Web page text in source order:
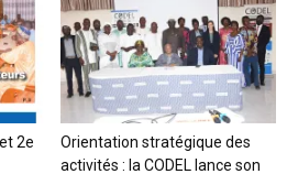
2e
Orientation stratégique des
activités : la CODEL lance son